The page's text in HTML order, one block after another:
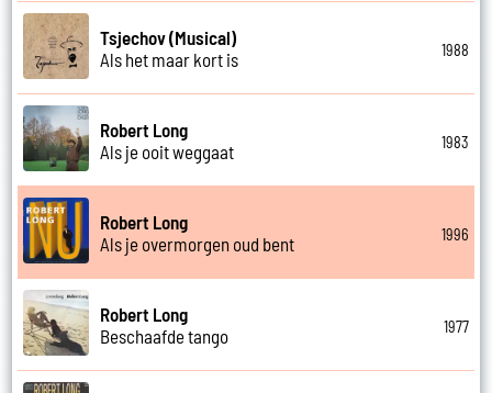
Tsjechov (Musical)
Als het maar kort is
1988
Robert Long
Als je ooit weggaat
1983
Robert Long
Als je overmorgen oud bent
1996
Robert Long
Beschaafde tango
1977